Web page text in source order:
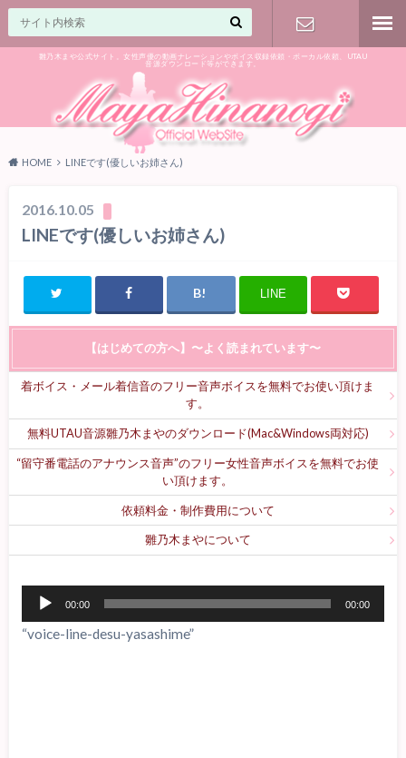
雛乃木まや公式サイト。女性声優の動画ナレーションやボイス収録依頼・ボーカル依頼、UTAU
音源ダウンロード等ができます。
気軽に♪
HOME LINEです(優しいお姉さん)
2016.10.05
LINEです(優しいお姉さん)
LINE
【はじめての方へ】〜よく読まれています〜
着ボイス・メール着信音のフリー音声ボイスを無料でお使い頂けま
す。
無料UTAU音源雛乃木まやのダウンロード(Mac&Windows両対応)
“留守番電話のアナウンス音声”のフリー女性音声ボイスを無料でお使
い頂けます。
依頼料金・制作費用について
雛乃木まやについて
プ
00:00 00:00
“voice-line-desu-yasashime”